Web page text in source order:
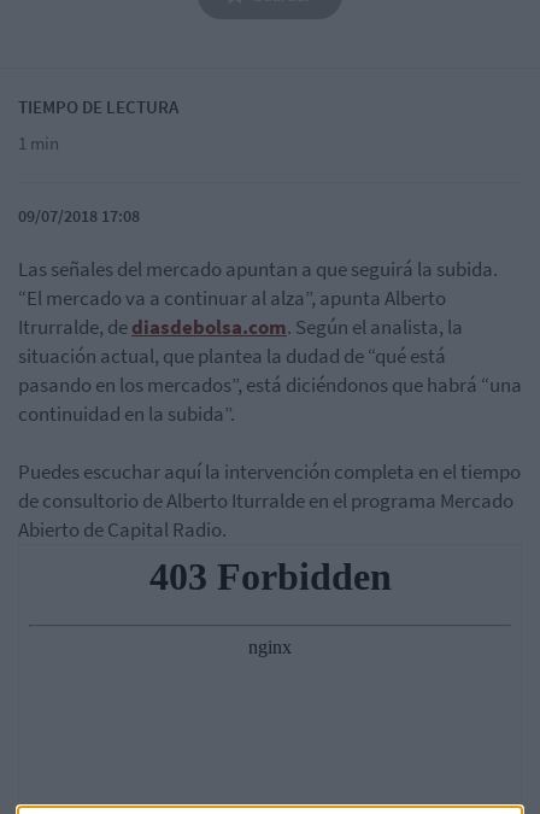
TIEMPO DE LECTURA
1 min
09/07/2018 17:08
Las señales del mercado apuntan a que seguirá la subida.
“El mercado va a continuar al alza”, apunta Alberto
Itrurralde, dediasdebolsa.com. Según el analista, la
situación actual, que plantea la dudad de “qué está
pasando en los mercados”, está diciéndonos que habrá “una
continuidad en la subida”.
Puedes escuchar aquí la intervención completa en el tiempo
de consultorio de Alberto Iturralde en el programa Mercado
Abierto de Capital Radio.